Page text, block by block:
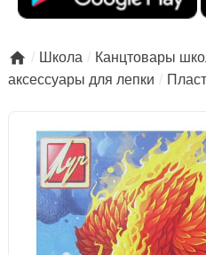
 Школа Канцтовары
аксессуары для лепки